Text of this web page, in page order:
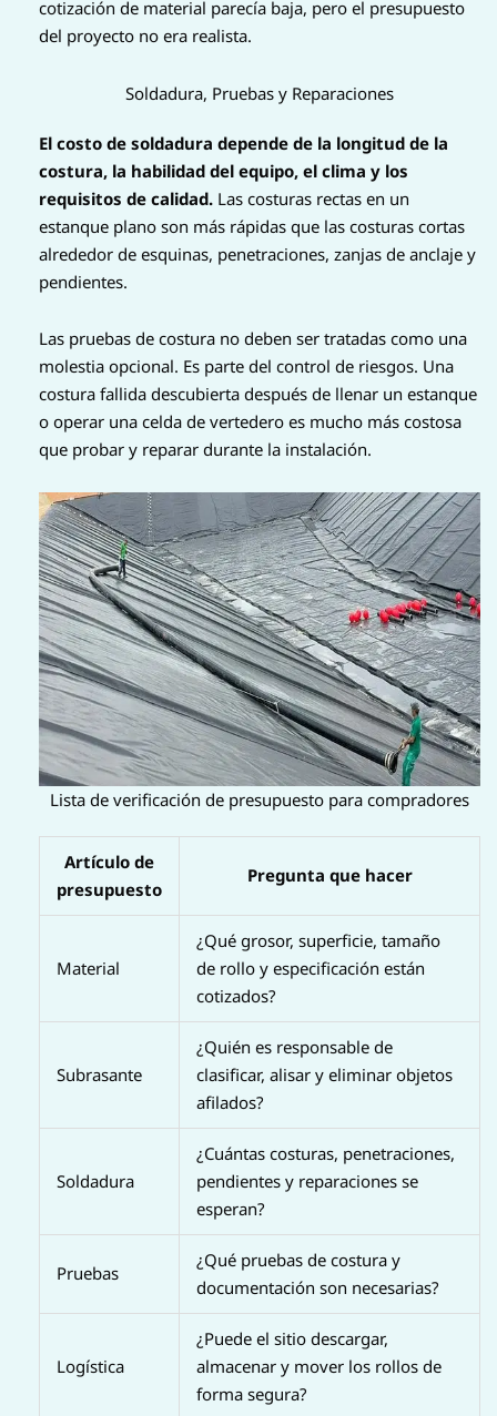
cotización de material parecía baja, pero el presupuesto
del proyecto no era realista.
Soldadura, Pruebas y Reparaciones
El costo de soldadura depende de la longitud de la
costura, la habilidad del equipo, el clima y los
requisitos de calidad. Las costuras rectas en un
estanque plano son más rápidas que las costuras cortas
alrededor de esquinas, penetraciones, zanjas de anclaje y
pendientes.
Las pruebas de costura no deben ser tratadas como una
molestia opcional. Es parte del control de riesgos. Una
costura fallida descubierta después de llenar un estanque
o operar una celda de vertedero es mucho más costosa
que probar y reparar durante la instalación.
Lista de verificación de presupuesto para compradores
Artículo de
presupuesto
Pregunta que hacer
Material
¿Qué grosor, superficie, tamaño
de rollo y especificación están
cotizados?
Subrasante
¿Quién es responsable de
clasificar, alisar y eliminar objetos
afilados?
Soldadura
¿Cuántas costuras, penetraciones,
pendientes y reparaciones se
esperan?
Pruebas
¿Qué pruebas de costura y
documentación son necesarias?
Logística
¿Puede el sitio descargar,
almacenar y mover los rollos de
forma segura?